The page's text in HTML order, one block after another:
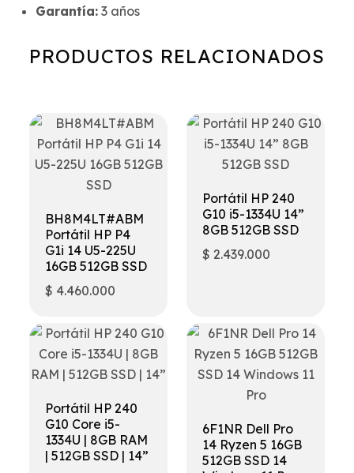
Garantía: 3 años
PRODUCTOS RELACIONADOS
BH8M4LT#ABM
Portátil HP P4
G1i 14 U5-225U
16GB 512GB SSD
$ 4.460.000
Portátil HP 240
G10 i5-1334U 14”
8GB 512GB SSD
$ 2.439.000
Portátil HP 240
G10 Core i5-
1334U | 8GB RAM
| 512GB SSD | 14”
6F1NR Dell Pro
14 Ryzen 5 16GB
512GB SSD 14